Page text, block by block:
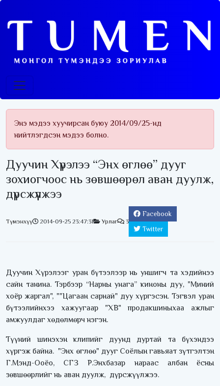
Энэ мэдээ хуучирсан буюу 2014/09/25-нд
нийтлэгдсэн мэдээ болно.
Дуучин Хүрэлээ “Энх өглөө” дууг
зохиогчоос нь зөвшөөрөл аван дуулж,
дүрсжүүлжээ
Түмэнхүү 2014-09-25 23:47:31 Урлаг 3
Facebook
Twitter
Дуучин Хүрэлээг уран бүтээлээр нь уншигч та хэдийнээ
сайн танина. Тэрбээр “Нарны унага” киноны дуу, "Миний
хоёр жаргал", ""Цагаан сарнай" дуу хүргэсэн. Тэгвэл уран
бүтээлийнхээ хажуугаар "XB" продакшиныхаа ажлыг
амжуулдаг хөдөлмөрч нэгэн.
Түүний шинэхэн клипийг дуунд дуртай та бүхэндээ
хүргэж байна. "Энх өглөө" дууг Соёлын гавьяат зүтгэлтэн
Г.Мэнд-Ооёо, СГЗ Р.Энхбазар нараас албан ёсны
зөвшөөрлийг нь аван дуулж, дүрсжүүлжээ.